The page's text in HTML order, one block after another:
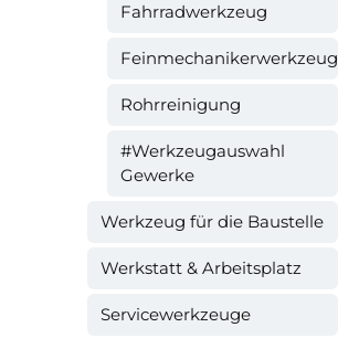
Fahrradwerkzeug
Feinmechanikerwerkzeug
Rohrreinigung
#Werkzeugauswahl
Gewerke
Werkzeug für die Baustelle
Werkstatt & Arbeitsplatz
Servicewerkzeuge